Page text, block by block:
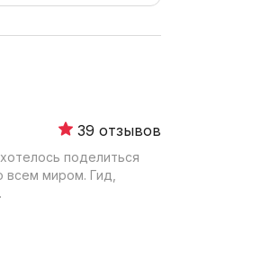
39 отзывов
поделиться
миром. Гид,